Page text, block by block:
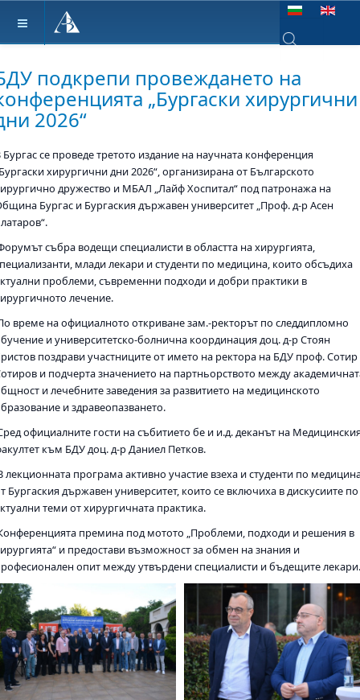
Изберете език
подкрепи провеждането на
„Бургаски хирургични
2026“
Бургас се проведе третото издание на научната конференция
хирургични дни 2026“, организирана от Българското
дружество и МБАЛ „Лайф Хоспитал“ под патронажа на
Бургас и Бургаския държавен университет „Проф. д-р Асен
събра водещи специалисти в областта на хирургията,
млади лекари и студенти по медицина, които обсъдиха
проблеми, съвременни подходи и добри практики в
лечение.
време на официалното откриване зам.-ректорът по следдипломно
и университетско-болнична координация доц. д-р Стоян
поздрави участниците от името на ректора на БДУ проф. Сотир
и подчерта значението на партньорството между
и лечебните заведения за развитието на медицинското
и здравеопазването.
официалните гости на събитието бе и и.д. деканът на
към БДУ доц. д-р Даниел Петков.
лекционната програма активно участие взеха и студенти по
Бургаския държавен университет, които се включиха в дискусиите по
теми от хирургичната практика.
премина под мотото „Проблеми, подходи и решения в
и предостави възможност за обмен на знания и
опит между утвърдени специалисти и бъдещите